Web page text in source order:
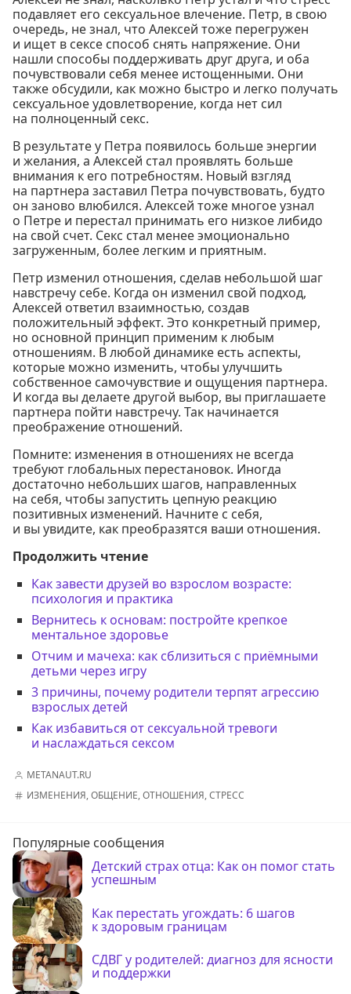
подавляет его сексуальное влечение. Петр, в свою
очередь, не знал, что Алексей тоже перегружен
и ищет в сексе способ снять напряжение. Они
нашли способы поддерживать друг друга, и оба
почувствовали себя менее истощенными. Они
также обсудили, как можно быстро и легко получать
сексуальное удовлетворение, когда нет сил
на полноценный секс.
В результате у Петра появилось больше энергии
и желания, а Алексей стал проявлять больше
внимания к его потребностям. Новый взгляд
на партнера заставил Петра почувствовать, будто
он заново влюбился. Алексей тоже многое узнал
о Петре и перестал принимать его низкое либидо
на свой счет. Секс стал менее эмоционально
загруженным, более легким и приятным.
Петр изменил отношения, сделав небольшой шаг
навстречу себе. Когда он изменил свой подход,
Алексей ответил взаимностью, создав
положительный эффект. Это конкретный пример,
но основной принцип применим к любым
отношениям. В любой динамике есть аспекты,
которые можно изменить, чтобы улучшить
собственное самочувствие и ощущения партнера.
И когда вы делаете другой выбор, вы приглашаете
партнера пойти навстречу. Так начинается
преображение отношений.
Помните: изменения в отношениях не всегда
требуют глобальных перестановок. Иногда
достаточно небольших шагов, направленных
на себя, чтобы запустить цепную реакцию
позитивных изменений. Начните с себя,
и вы увидите, как преобразятся ваши отношения.
Продолжить чтение
Как завести друзей во взрослом возрасте:
психология и практика
Вернитесь к основам: постройте крепкое
ментальное здоровье
Отчим и мачеха: как сблизиться с приёмными
детьми через игру
3 причины, почему родители терпят агрессию
взрослых детей
Как избавиться от сексуальной тревоги
и наслаждаться сексом
METANAUT.RU
ИЗМЕНЕНИЯ,ОБЩЕНИЕ,ОТНОШЕНИЯ,СТРЕСС
Популярные сообщения
Детский страх отца: Как он помог стать
успешным
Как перестать угождать: 6 шагов
к здоровым границам
СДВГ у родителей: диагноз для ясности
и поддержки